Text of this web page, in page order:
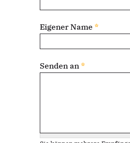
Eigener Name *
Senden an *